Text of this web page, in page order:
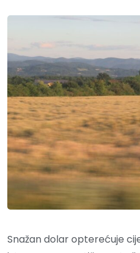
Snažan dolar opterećuje